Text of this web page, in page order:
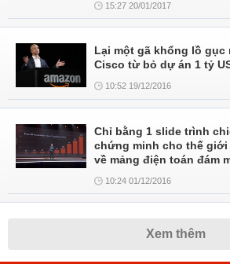
15:27 20/01/2017
Lại một gã khổng lồ gục
Cisco từ bỏ dự án 1 tỷ
10:52 19/12/2016
Chỉ bằng 1 slide trình
chứng minh cho thế
về mảng điện toán đám
10:24 01/12/2016
Xem thêm